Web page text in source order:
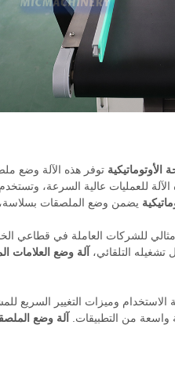
توفر هذه الآلة وضع
للعمليات عالية السرعة،
مثالي للشركات العاملة في قطاعي
التلقائي، آلة وضع العلامات
الاستخدام وميزات التغيير السريع
واسعة من التطبيقات.
آلة وضع